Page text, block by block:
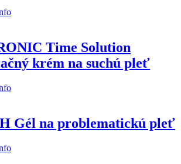
Time Solution
krém na suchú pleť
Gél na problematickú pleť